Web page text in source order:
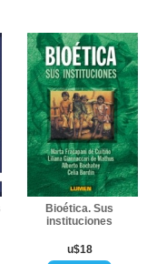
Bioética. Sus
instituciones
u$18